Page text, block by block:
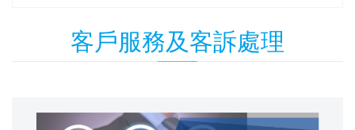
客戶服務及客訴處理